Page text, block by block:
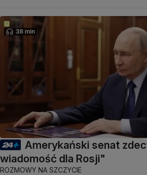
38 min
Amerykański senat
wiadomość dla Rosji"
ROZMOWY NA SZCZYCIE